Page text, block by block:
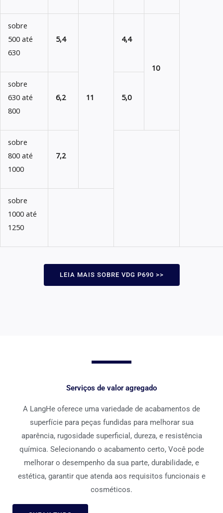
sobre
500 até
630
5,4
11
4,4
10
sobre
630 até
800
6,2 5,0
sobre
800 até
1000
7,2
sobre
1000 até
1250
LEIA MAIS SOBRE VDG P690 >>
Serviços de valor agregado
A LangHe oferece uma variedade de acabamentos de
superfície para peças fundidas para melhorar sua
aparência, rugosidade superficial, dureza, e resistência
química. Selecionando o acabamento certo, Você pode
melhorar o desempenho da sua parte, durabilidade, e
estética, garantir que atenda aos requisitos funcionais e
cosméticos.